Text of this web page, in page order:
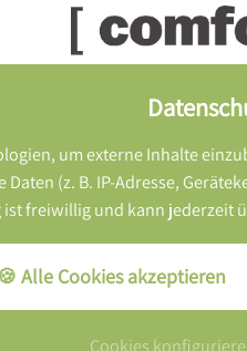
um externe Inhalte
(z. B. IP-Adresse,
freiwillig und kann jederzeit
🍪 Alle Cookies akzeptieren
Cookies